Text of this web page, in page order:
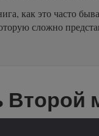
как это часто
сложно